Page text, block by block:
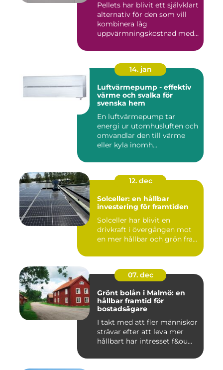
Pellets har blivit ett självklart
alternativ för den som vill
kombinera låg
uppvärmningskostnad med
14. jan
Luftvärmepump - effektiv
värme och svalka för
svenska hem
En luftvärmepump tar
energi ur utomhusluften och
omvandlar den till värme
eller kyla inomh...
12. dec
Solceller: en hållbar
investering för framtiden
Solceller har blivit en
drivkraft i övergången mot
en mer hållbar och grön fra...
07. dec
Grönt bolån i Malmö: en
hållbar framtid för
bostadsägare
I takt med att fler människor
strävar efter att leva mer
hållbart har intresset f&ou...